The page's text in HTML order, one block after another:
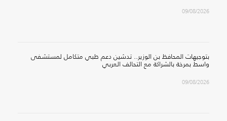
09/08/2026
بتوجيهات المحافظ بن الوزير.. تدشين دعم طبي متكامل لمستشفى
واسط بمرخة بالشراكة مع التحالف العربي
09/08/2026